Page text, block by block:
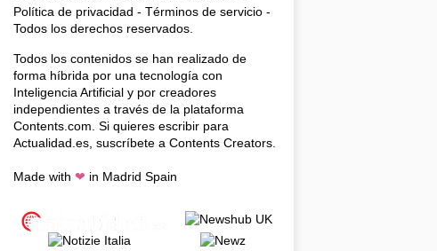
Política de privacidad - Términos de servicio -
Todos los derechos reservados.
Todos los contenidos se han realizado de
forma híbrida por una tecnología con
Inteligencia Artificial y por creadores
independientes a través de la plataforma
Contents.com . Si quieres escribir para
Actualidad.es, suscríbete a Contents Creators
Made with ❤ in Madrid Spain